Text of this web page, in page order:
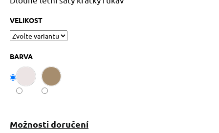
VELIKOST
BARVA
Možnosti doručení
j
e
m
e